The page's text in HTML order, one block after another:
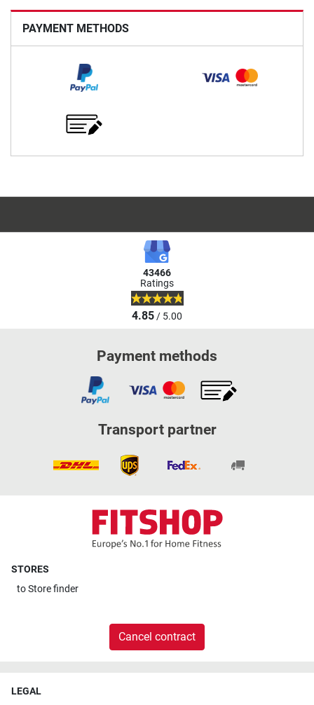
PAYMENT METHODS
43466
Ratings
4.85/ 5.00
Payment methods
Transport partner
STORES
toStore finder
Cancel contract
LEGAL